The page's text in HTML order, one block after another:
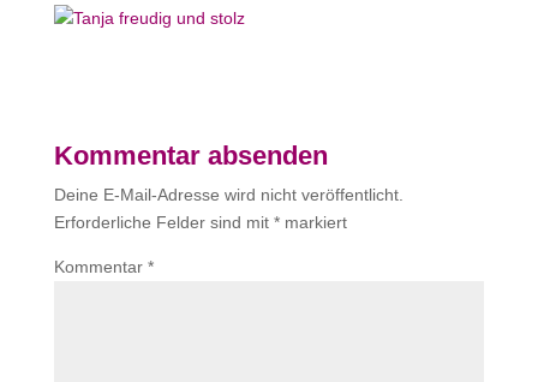
Kommentar absenden
Deine E-Mail-Adresse wird nicht veröffentlicht.
Erforderliche Felder sind mit *markiert
Kommentar *